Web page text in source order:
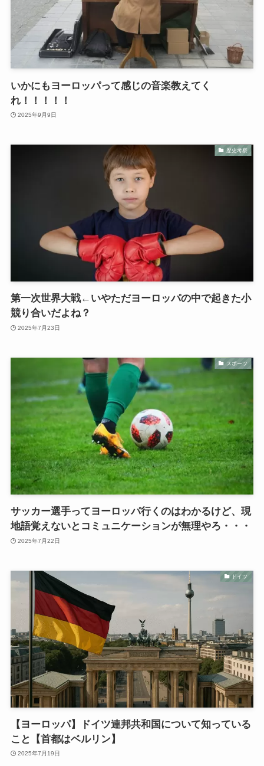
いかにもヨーロッパって感じの音楽教えてく
れ！！！！！
2025年9月9日
歴史考察
第一次世界大戦←いやただヨーロッパの中で起きた小
競り合いだよね？
2025年7月23日
スポーツ
サッカー選手ってヨーロッパ行くのはわかるけど、現
地語覚えないとコミュニケーションが無理やろ・・・
2025年7月22日
ドイツ
【ヨーロッパ】ドイツ連邦共和国について知っている
こと【首都はベルリン】
2025年7月19日